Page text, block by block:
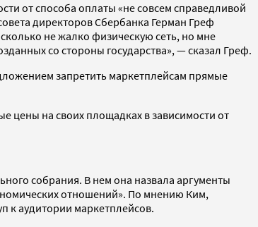
от способа оплаты «не совсем справедливой
директоров Сбербанка Герман Греф
не жалко физическую сеть, но мне
со стороны государства», — сказал Греф.
запретить маркетплейсам прямые
цены на своих площадках в зависимости от
собрания. В нем она назвала аргументы
отношений». По мнению Ким,
к аудитории маркетплейсов.